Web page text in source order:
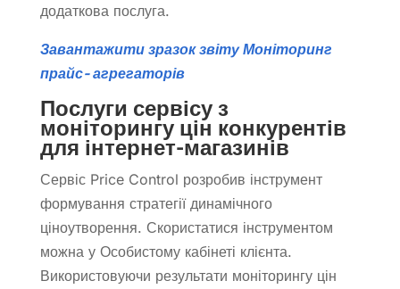
додаткова послуга.
Завантажити зразок звіту Моніторинг
прайс- агрегаторів
Послуги сервісу з
моніторингу цін конкурентів
для інтернет-магазинів
Сервіс Price Control розробив інструмент
формування стратегії динамічного
ціноутворення. Скористатися інструментом
можна у Особистому кабінеті клієнта.
Використовуючи результати моніторингу цін